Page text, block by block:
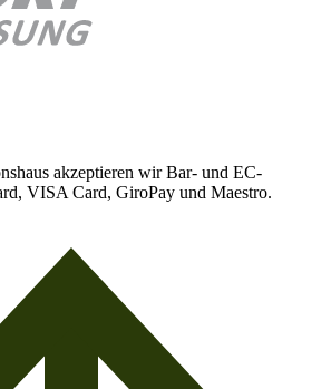
akzeptieren wir Bar- und EC-
VISA Card, GiroPay und Maestro.